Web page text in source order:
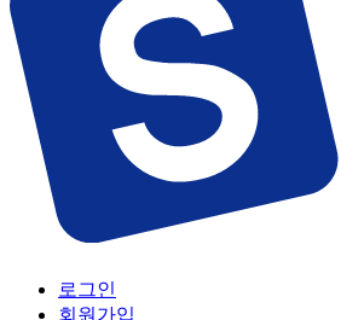
로그인
회원가입